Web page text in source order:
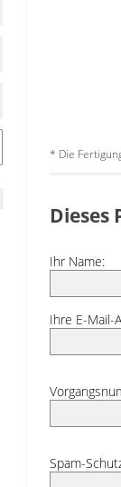
* Die
Dieses
Ihr Name:
Ihre E-Mail-
Spam-